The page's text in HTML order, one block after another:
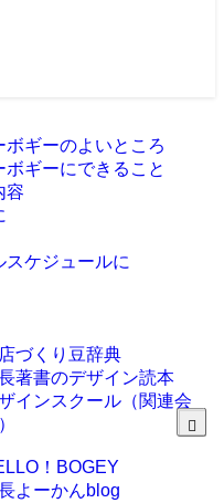
ボギーのよいところ
ボギーにできること
容
スケジュールに
づくり豆辞典
著書のデザイン読本
インスクール（関連会
！BOGEY
よーかんblog